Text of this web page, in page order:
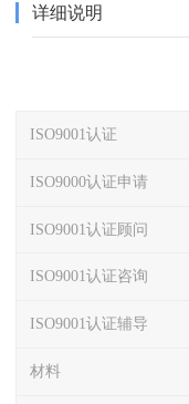
详细说明
ISO9001认证
ISO9000认证申请
ISO9001认证顾问
ISO9001认证咨询
ISO9001认证辅导
材料